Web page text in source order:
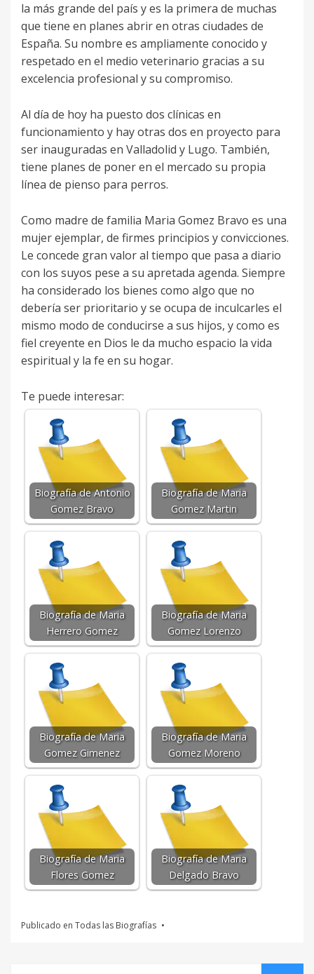
la más grande del país y es la primera de muchas
que tiene en planes abrir en otras ciudades de
España. Su nombre es ampliamente conocido y
respetado en el medio veterinario gracias a su
excelencia profesional y su compromiso.
Al día de hoy ha puesto dos clínicas en
funcionamiento y hay otras dos en proyecto para
ser inauguradas en Valladolid y Lugo. También,
tiene planes de poner en el mercado su propia
línea de pienso para perros.
Como madre de familia Maria Gomez Bravo es una
mujer ejemplar, de firmes principios y convicciones.
Le concede gran valor al tiempo que pasa a diario
con los suyos pese a su apretada agenda. Siempre
ha considerado los bienes como algo que no
debería ser prioritario y se ocupa de inculcarles el
mismo modo de conducirse a sus hijos, y como es
fiel creyente en Dios le da mucho espacio la vida
espiritual y la fe en su hogar.
Te puede interesar:
Biografía de Antonio
Gomez Bravo
Biografía de Maria
Gomez Martin
Biografía de Maria
Herrero Gomez
Biografía de Maria
Gomez Lorenzo
Biografía de Maria
Gomez Gimenez
Biografía de Maria
Gomez Moreno
Biografía de Maria
Flores Gomez
Biografía de Maria
Delgado Bravo
Publicado en Todas las Biografías